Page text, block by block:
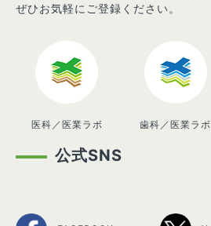
ぜひお気軽にご登録ください。
医科／医業ラボ 歯科／医業ラボ
公式SNS